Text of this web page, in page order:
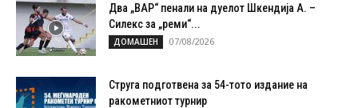
Два „ВАР“ пенали на дуелот Шкендија А. –
Силекс за „реми“...
ДОМАШЕН 07/08/2026
Струга подготвена за 54-тото издание на
ракометниот турнир